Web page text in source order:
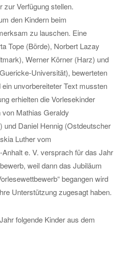
zur Verfügung stellen.
den Kindern beim
zu lauschen. Eine
Tope (Börde), Norbert Lazay
Werner Körner (Harz) und
Universität), bewerteten
unvorbereiteter Text mussten
erhielten die Vorlesekinder
Mathias Geraldy
und Daniel Hennig (Ostdeutscher
Luther vom
e. V. versprach für das Jahr
weil dann das Jubiläum
begangen wird
Unterstützung zugesagt haben.
folgende Kinder aus dem